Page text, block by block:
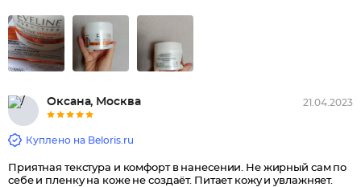
Оксана, Москва 21.04.2023
Куплено на Beloris.ru
Приятная текстура и комфорт в нанесении. Не жирный сам по
себе и пленку на коже не создаёт. Питает кожу и увлажняет.